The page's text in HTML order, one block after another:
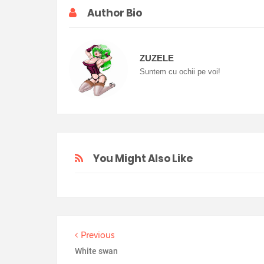
Author Bio
ZUZELE
Suntem cu ochii pe voi!
You Might Also Like
Previous
White swan